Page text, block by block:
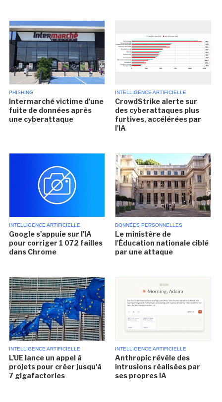
PHISHING
Intermarché victime d'une
fuite de données après
une cyberattaque
INTELLIGENCE ARTIFICIELLE
CrowdStrike alerte sur
des cyberattaques plus
furtives, accélérées par
l'IA
INTELLIGENCE ARTIFICIELLE
Google s'appuie sur l'IA
pour corriger 1 072 failles
dans Chrome
DONNÉES PERSONNELLES
Le ministère de
l'Éducation nationale ciblé
par une attaque
INTELLIGENCE ARTIFICIELLE
L'UE lance un appel à
projets pour créer jusqu'à
7 gigafactories
INTELLIGENCE ARTIFICIELLE
Anthropic révèle des
intrusions réalisées par
ses propres IA